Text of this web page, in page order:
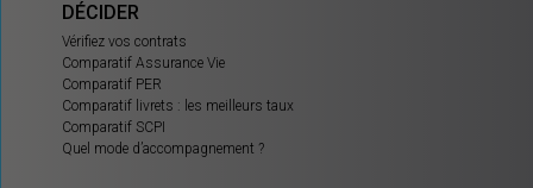
DÉCIDER
Vérifiez vos contrats
Comparatif Assurance Vie
Comparatif PER
Comparatif livrets : les meilleurs taux
Comparatif SCPI
Quel mode d’accompagnement ?